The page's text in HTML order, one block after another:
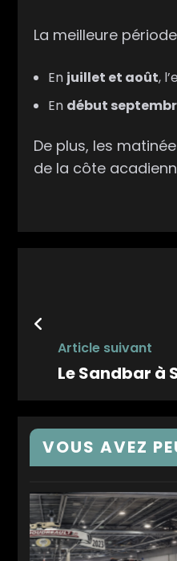
La meilleure
En juillet et août,
En début
De plus, les
de la côte
Article suivant
Le Sandbar à
VOUS AVEZ